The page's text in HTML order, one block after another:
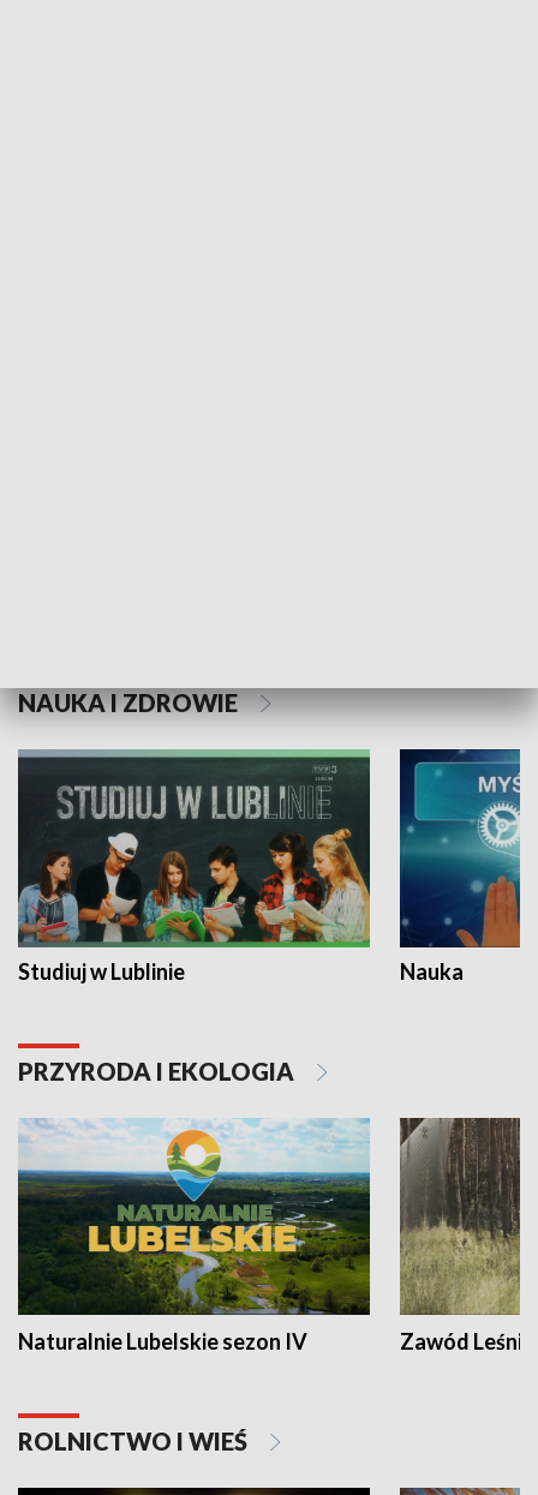
NAUKA I ZDROWIE
Studiuj w Lublinie Nauka
PRZYRODA I EKOLOGIA
Naturalnie Lubelskie sezon IV Zawód Leśnik
ROLNICTWO I WIEŚ